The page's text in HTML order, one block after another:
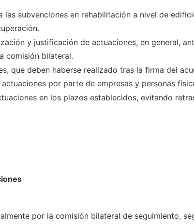
subvenciones en rehabilitación a nivel de
y justificación de actuaciones, en general,
comisión bilateral.
que deben haberse realizado tras la firma del
por parte de empresas y personas
en los plazos establecidos, evitando
por la comisión bilateral de seguimiento,